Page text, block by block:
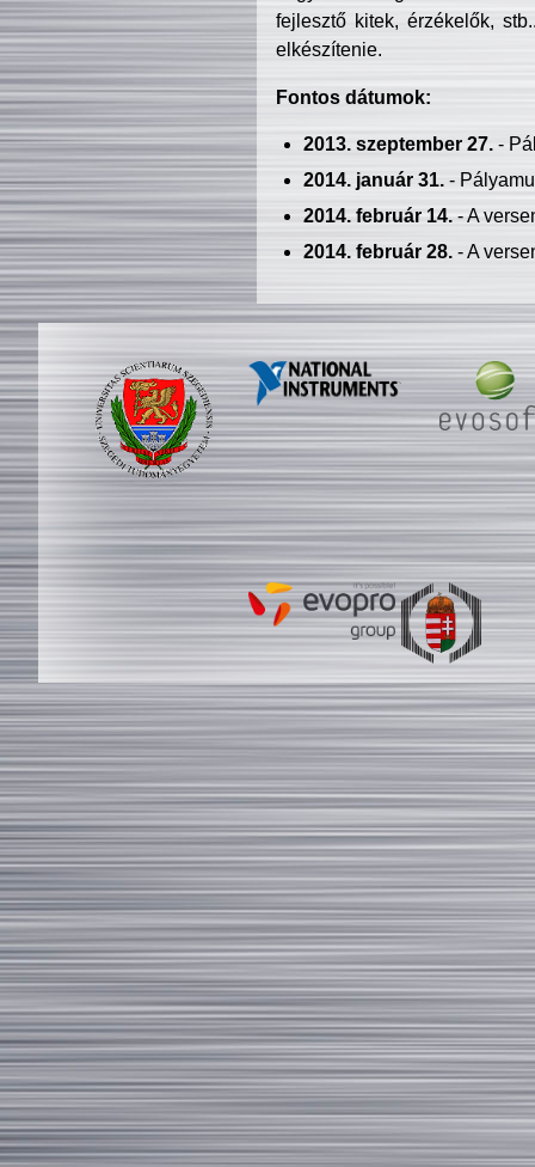
fejlesztő kitek, érzékelők,
elkészítenie.
Fontos dátumok:
2013. szeptember 27.-
2014. január 31.-
2014. február 14.- A
2014. február 28.- A